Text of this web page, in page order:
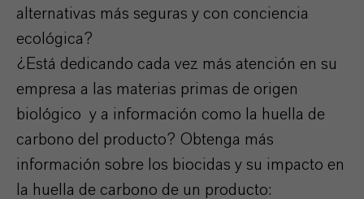
alternativas más seguras y con conciencia
ecológica?
¿Está dedicando cada vez más atención en su
empresa a las materias primas de origen
biológico y a información como la huella de
carbono del producto? Obtenga más
información sobre los biocidas y su impacto en
la huella de carbono de un producto: